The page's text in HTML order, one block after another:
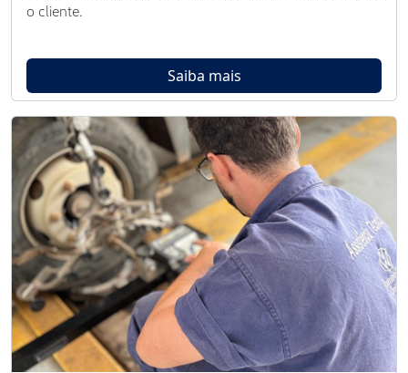
o cliente.
Saiba mais